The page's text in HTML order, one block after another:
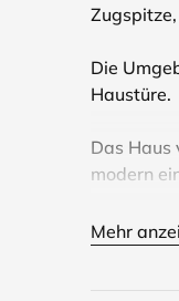
Die
Haustüre.
Das
modern
In
Mehr